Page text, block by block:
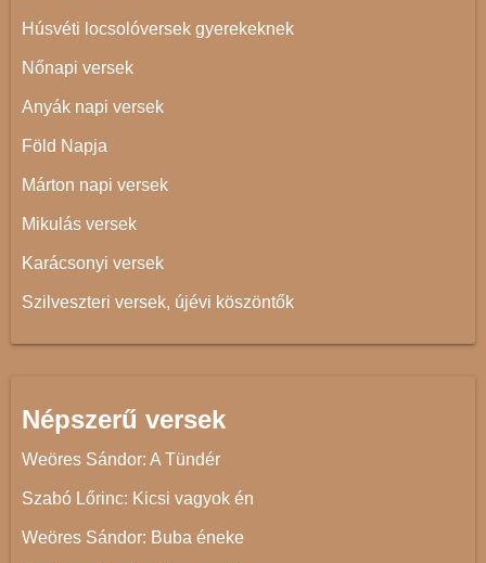
Húsvéti locsolóversek gyerekeknek
Nőnapi versek
Anyák napi versek
Föld Napja
Márton napi versek
Mikulás versek
Karácsonyi versek
Szilveszteri versek, újévi köszöntők
Népszerű versek
Weöres Sándor: A Tündér
Szabó Lőrinc: Kicsi vagyok én
Weöres Sándor: Buba éneke